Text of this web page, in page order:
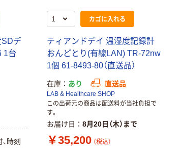
SDデ
1台
時刻
カゴに入れる
ティアンドデイ 温湿度記録計
おんどとり(有線LAN) TR-72nw
1個 61-8493-80（直送品）
在庫 あり 直送品
LAB & Healthcare SHOP
この出荷元の商品は配送料が当社負担で
す。
お届け日 8月20日（木）まで
￥35,200 （税込）